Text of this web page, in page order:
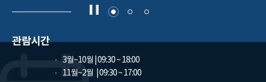
관람시간
3월~10월 | 09:30 ~ 18:00
11월~2월
| 09:30 ~ 17:00